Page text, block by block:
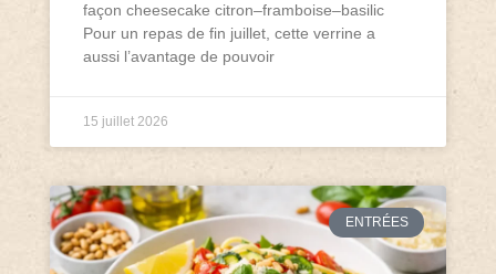
façon cheesecake citron–framboise–basilic
Pour un repas de fin juillet, cette verrine a
aussi l’avantage de pouvoir
15 juillet 2026
ENTRÉES